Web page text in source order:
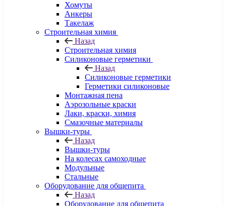
Хомуты
Анкеры
Такелаж
Строительная химия
Назад
Строительная химия
Силиконовые герметики
Назад
Силиконовые герметики
Герметики силиконовые
Монтажная пена
Аэрозольные краски
Лаки, краски, химия
Смазочные материалы
Вышки-туры
Назад
Вышки-туры
На колесах самоходные
Модульные
Стальные
Оборудование для общепита
Назад
Оборудование для общепита